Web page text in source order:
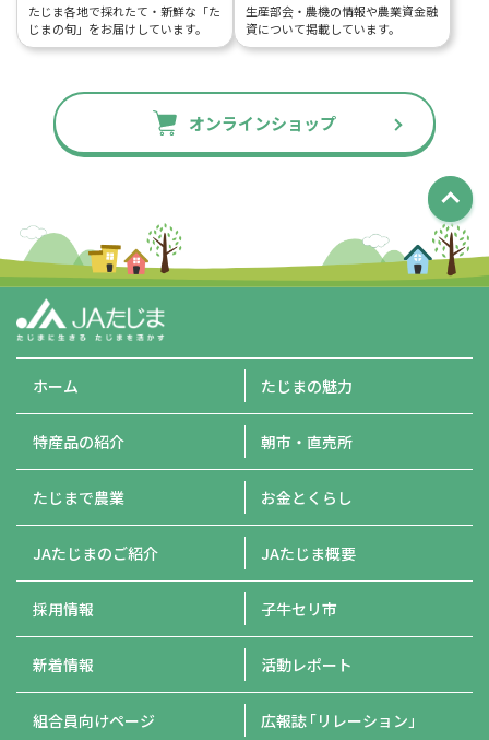
たじま各地で採れたて・新鮮な「た
じまの旬」をお届けしています。
生産部会・農機の情報や農業資金融
資について掲載しています。
オンラインショップ
ホーム たじまの魅力
特産品の紹介 朝市・直売所
たじまで農業 お金とくらし
JAたじまのご紹介 JAたじま概要
採用情報 子牛セリ市
新着情報 活動レポート
組合員向けページ 広報誌「リレーション」